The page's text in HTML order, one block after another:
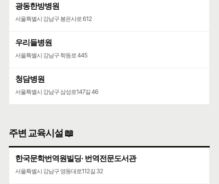
광동한방병원
서울특별시 강남구 봉은사로 612
우리들병원
서울특별시 강남구 학동로 445
청담병원
서울특별시 강남구 삼성로147길 46
주변 교육시설 📖
한국문학번역원빌딩· 번역전문도서관
서울특별시 강남구 영동대로112길 32